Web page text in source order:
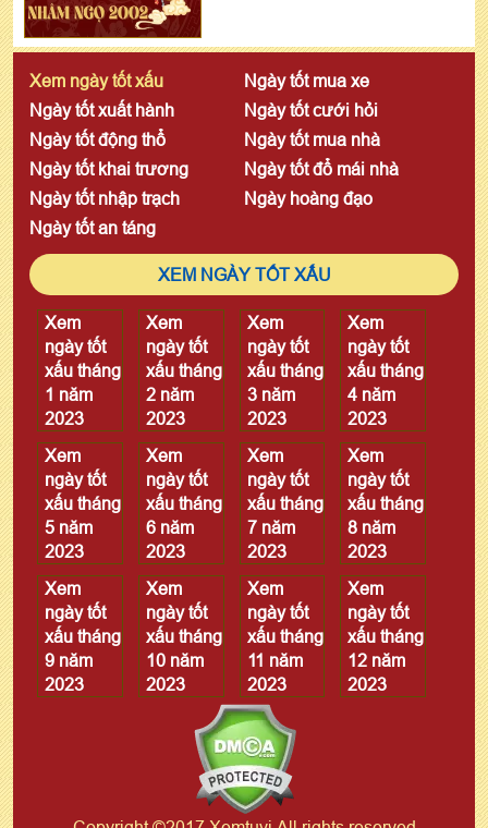
Xem ngày tốt xấu
Ngày tốt mua xe
Ngày tốt xuất hành
Ngày tốt cưới hỏi
Ngày tốt động thổ
Ngày tốt mua nhà
Ngày tốt khai trương
Ngày tốt đổ mái nhà
Ngày tốt nhập trạch
Ngày hoàng đạo
Ngày tốt an táng
XEM NGÀY TỐT XẤU
Xem
ngày tốt
xấu tháng
1 năm
2023
Xem
ngày tốt
xấu tháng
2 năm
2023
Xem
ngày tốt
xấu tháng
3 năm
2023
Xem
ngày tốt
xấu tháng
4 năm
2023
Xem
ngày tốt
xấu tháng
5 năm
2023
Xem
ngày tốt
xấu tháng
6 năm
2023
Xem
ngày tốt
xấu tháng
7 năm
2023
Xem
ngày tốt
xấu tháng
8 năm
2023
Xem
ngày tốt
xấu tháng
9 năm
2023
Xem
ngày tốt
xấu tháng
10 năm
2023
Xem
ngày tốt
xấu tháng
11 năm
2023
Xem
ngày tốt
xấu tháng
12 năm
2023